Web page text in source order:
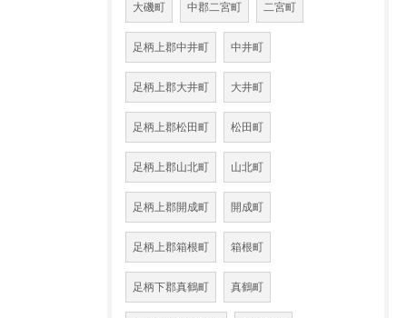
大磯町 中郡二宮町 二宮町
足柄上郡中井町 中井町
足柄上郡大井町 大井町
足柄上郡松田町 松田町
足柄上郡山北町 山北町
足柄上郡開成町 開成町
足柄上郡箱根町 箱根町
足柄下郡真鶴町 真鶴町